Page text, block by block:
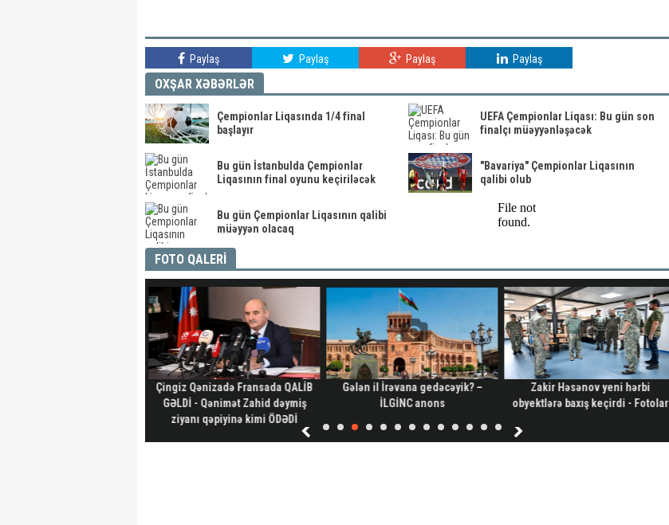
Paylaş Paylaş Paylaş Paylaş
OXŞAR XƏBƏRLƏR
Çempionlar Liqasında 1/4 final
başlayır
UEFA Çempionlar Liqası: Bu gün son
finalçı müəyyənləşəcək
Bu gün İstanbulda Çempionlar
Liqasının final oyunu keçiriləcək
"Bavariya" Çempionlar Liqasının
qalibi olub
Bu gün Çempionlar Liqasının qalibi
müəyyən olacaq
FOTO QALERİ
Çingiz Qənizadə Fransada QALİB
GƏLDİ - Qənimət Zahid dəymiş
ziyanı qəpiyinə kimi ÖDƏDİ
Gələn il İrəvana gedəcəyik? –
İLGİNC anons
Zakir Həsənov yeni hərbi
obyektlərə baxış keçirdi - Fotolar